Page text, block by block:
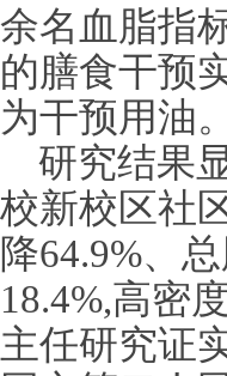
余名血脂指
的膳食干预
为干预用油。
研究结果
校新校区社
降64.9%、
18.4%,高密
主任研究证